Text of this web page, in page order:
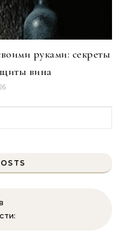
руками: секреты
вина